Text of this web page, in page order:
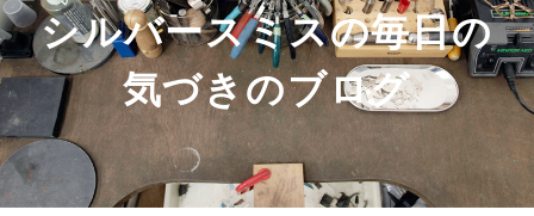
​シルバースミスの毎日の
気づきのブログ